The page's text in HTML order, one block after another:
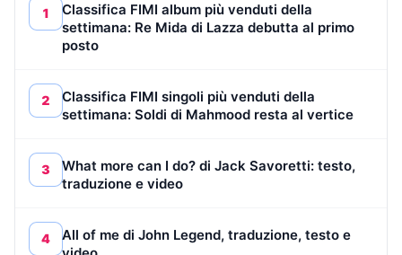
1
Classifica FIMI album più venduti della
settimana: Re Mida di Lazza debutta al primo
posto
2
Classifica FIMI singoli più venduti della
settimana: Soldi di Mahmood resta al vertice
3
What more can I do? di Jack Savoretti: testo,
traduzione e video
4
All of me di John Legend, traduzione, testo e